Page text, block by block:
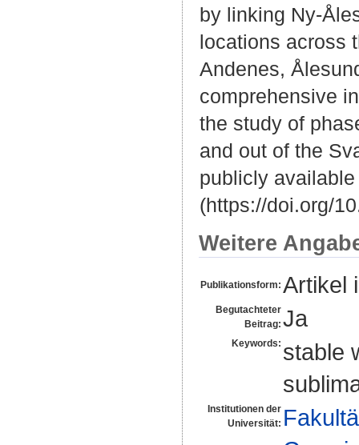
by linking Ny-
locations across
Andenes,
comprehensive
the study of
and out of the
publicly
(https://doi.org/
Weitere
Publikationsform: Artikel
Begutachteter
Beitrag: Ja
Keywords: stable
Institutionen der
Universität: